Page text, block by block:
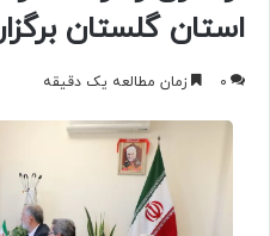
استان گلستان
0 زمان مطالعه یک دقیقه